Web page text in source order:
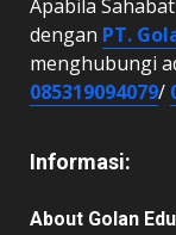
Apabila
dengan PT.
menghubungi
085319094079/
Informasi:
About Golan